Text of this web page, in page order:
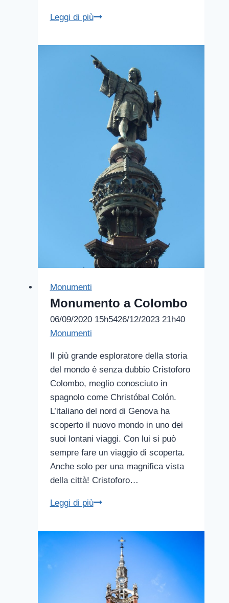
Leggi di piùCasa
Monumenti
Monumento a Colombo
06/09/2020 15h5426/12/2023 21h40
Monumenti
Il più grande esploratore della storia
del mondo è senza dubbio Cristoforo
Colombo, meglio conosciuto in
spagnolo come Christóbal Colón.
L’italiano del nord di Genova ha
scoperto il nuovo mondo in uno dei
suoi lontani viaggi. Con lui si può
sempre fare un viaggio di scoperta.
Anche solo per una magnifica vista
della città! Cristoforo…
Leggi di piùMonumento
Colombo